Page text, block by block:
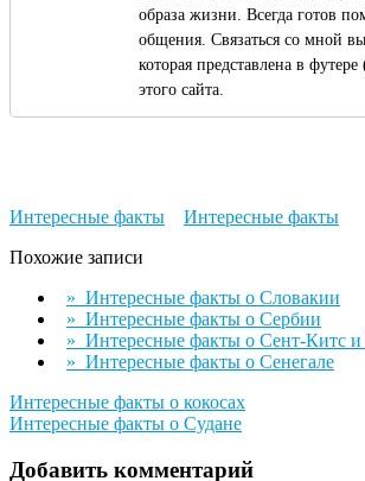
образа жизни. Всегда готов
общения. Связаться со мной
которая представлена в
этого сайта.
Интересные факты
Интересные факты
Похожие записи
» Интересные факты о Словакии
» Интересные факты о Сербии
» Интересные факты о Сент-Китс
» Интересные факты о Сенегале
Навигация
по
записям
Интересные факты о кокосах
Интересные факты о Судане
Добавить комментарий